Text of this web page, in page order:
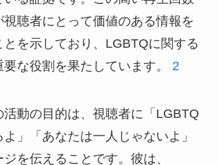
聴者にとって価値のある情報を
を示しており、LGBTQに関する
な役割を果たしています。 2
活動の目的は、視聴者に「LGBTQ
」「あなたは一人じゃないよ」
を伝えることです。彼は、